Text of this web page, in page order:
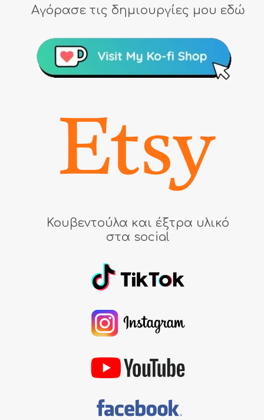
Αγόρασε τις δημιουργίες μου εδώ
Κουβεντούλα και έξτρα υλικό
στα social